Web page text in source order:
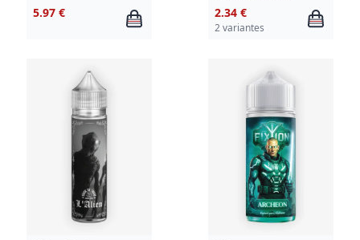
5.97 € 2.34 €
2 variantes